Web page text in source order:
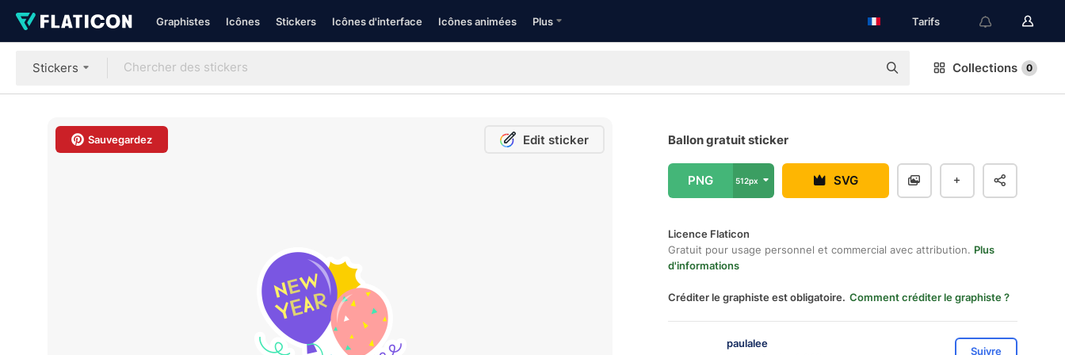
Graphistes Icônes Stickers Icônes d'interface Icônes animées Plus Tarifs
Stickers Collections 0
Sauvegardez Edit sticker Ballon gratuit sticker
PNG 512px SVG
Licence Flaticon
Gratuit pour usage personnel et commercial avec attribution. Plus
d'informations
Créditer le graphiste est obligatoire. Comment créditer le graphiste ?
paulalee
Suivre